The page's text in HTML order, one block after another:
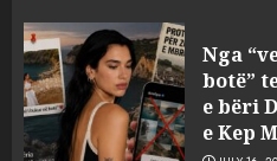
Nga
botë”
e bëri
e Kep
3
janë
jetën